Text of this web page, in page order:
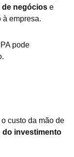
de negócios e
à empresa.
pode
custo da mão de
do investimento